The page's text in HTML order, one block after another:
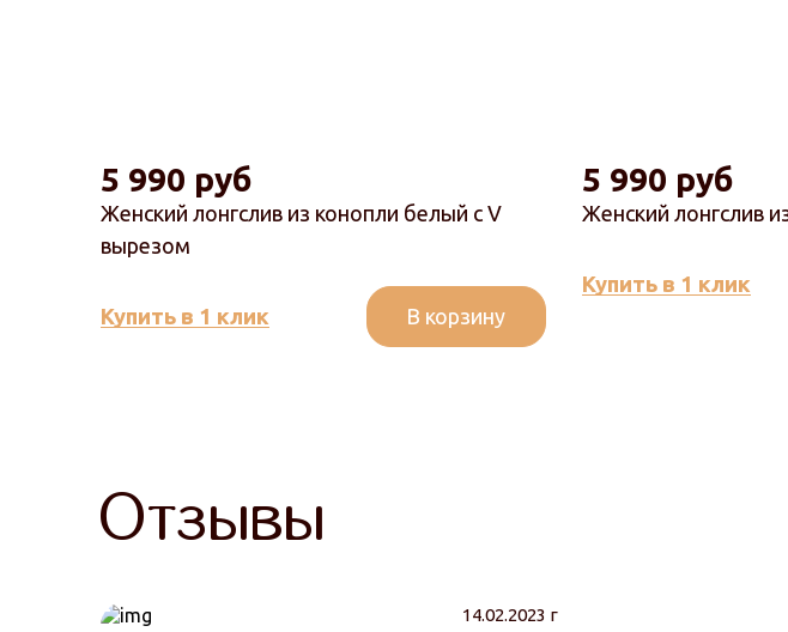
Женский лонгслив из конопли белый с V
вырезом
5 990 руб
Купить в 1 клик В корзину
Женский лонгслив
5 990 руб
Купить в 1 клик
Отзывы
14.02.2023 г